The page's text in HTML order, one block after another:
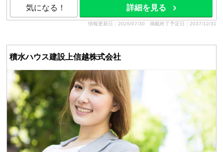
気になる！ 詳細を見る
情報更新日：2026/07/30 掲載終了予定日：2037/12/31
積水ハウス建設上信越株式会社